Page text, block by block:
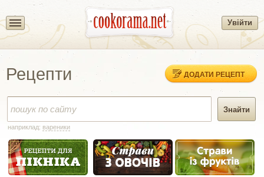
Увійти
Рецепти ДОДАТИ РЕЦЕПТ
наприклад: вареники